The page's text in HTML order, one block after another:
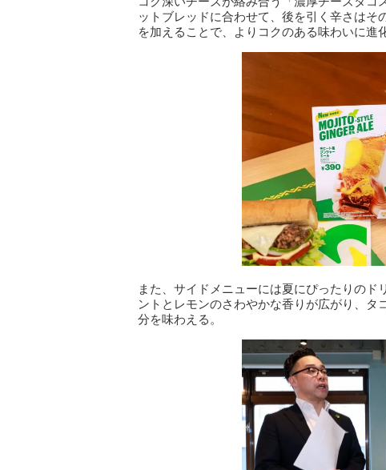
ットブレッドに合わせて、後を引く辛さはそ
を加えることで、よりコクのある味わいに進
また、サイドメニューには夏にぴったりのド
ントとレモンのさわやかな香りが広がり、
分を味わえる。